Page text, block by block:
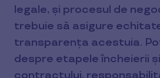
legale, și procesul de
trebuie să asigure
transparența acestuia.
despre etapele încheierii
contractului,